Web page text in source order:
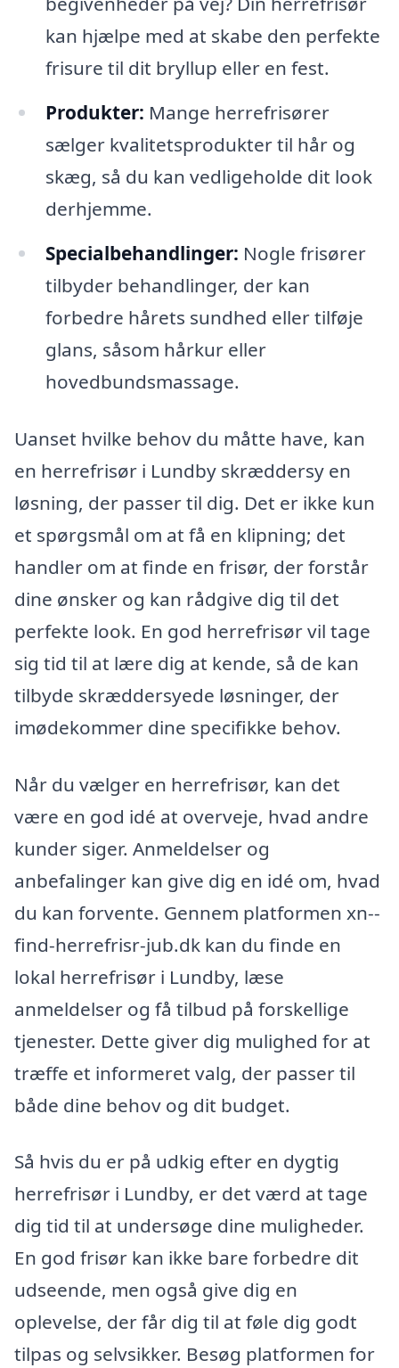
kan hjælpe med at skabe den perfekte
frisure til dit bryllup eller en fest.
Produkter: Mange herrefrisører
sælger kvalitetsprodukter til hår og
skæg, så du kan vedligeholde dit look
derhjemme.
Specialbehandlinger: Nogle frisører
tilbyder behandlinger, der kan
forbedre hårets sundhed eller tilføje
glans, såsom hårkur eller
hovedbundsmassage.
Uanset hvilke behov du måtte have, kan
en herrefrisør i Lundby skræddersy en
løsning, der passer til dig. Det er ikke kun
et spørgsmål om at få en klipning; det
handler om at finde en frisør, der forstår
dine ønsker og kan rådgive dig til det
perfekte look. En god herrefrisør vil tage
sig tid til at lære dig at kende, så de kan
tilbyde skræddersyede løsninger, der
imødekommer dine specifikke behov.
Når du vælger en herrefrisør, kan det
være en god idé at overveje, hvad andre
kunder siger. Anmeldelser og
anbefalinger kan give dig en idé om, hvad
du kan forvente. Gennem platformen xn--
find-herrefrisr-jub.dk kan du finde en
lokal herrefrisør i Lundby, læse
anmeldelser og få tilbud på forskellige
tjenester. Dette giver dig mulighed for at
træffe et informeret valg, der passer til
både dine behov og dit budget.
Så hvis du er på udkig efter en dygtig
herrefrisør i Lundby, er det værd at tage
dig tid til at undersøge dine muligheder.
En god frisør kan ikke bare forbedre dit
udseende, men også give dig en
oplevelse, der får dig til at føle dig godt
tilpas og selvsikker. Besøg platformen for